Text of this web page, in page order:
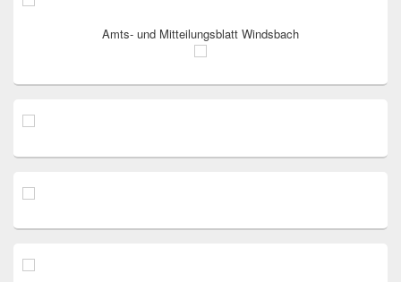
Amts- und Mitteilungsblatt Windsbach